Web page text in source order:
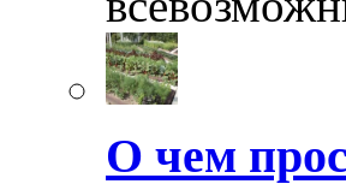
О чем